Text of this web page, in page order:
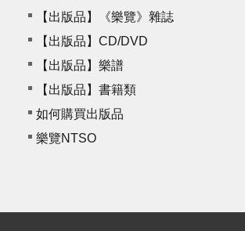
【出版品】《樂覽》雜誌
【出版品】CD/DVD
【出版品】樂譜
【出版品】書籍類
如何購買出版品
樂覽NTSO